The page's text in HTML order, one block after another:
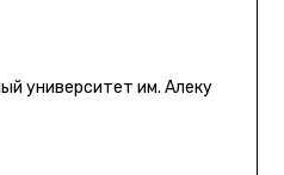
университет им. Алеку